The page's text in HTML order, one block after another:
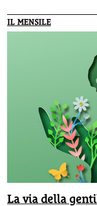
IL MENSILE
La via della